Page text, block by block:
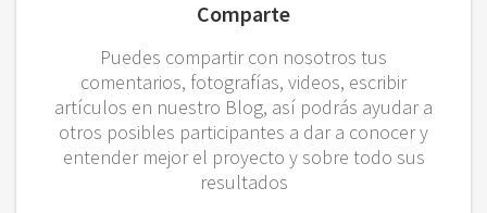
Comparte
Puedes compartir con nosotros tus
comentarios, fotografías, videos, escribir
artículos en nuestro Blog, así podrás ayudar a
otros posibles participantes a dar a conocer y
entender mejor el proyecto y sobre todo sus
resultados